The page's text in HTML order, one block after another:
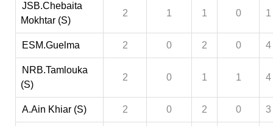
JSB.Chebaita
Mokhtar (S)
2 1 1 0 1
ESM.Guelma 2 0 2 0 4
NRB.Tamlouka
(S)
2 0 1 1 4
A.Ain Khiar (S) 2 0 2 0 3